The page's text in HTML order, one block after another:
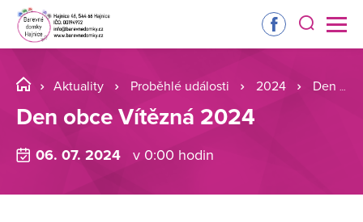
Aktuality Proběhlé události 2024 Den obce Vítězná 2024
Den obce Vítězná 2024
06. 07. 2024 v 0:00 hodin